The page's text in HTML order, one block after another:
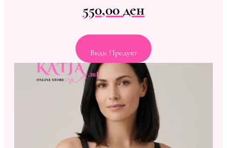
550,00ден
Види Продукт